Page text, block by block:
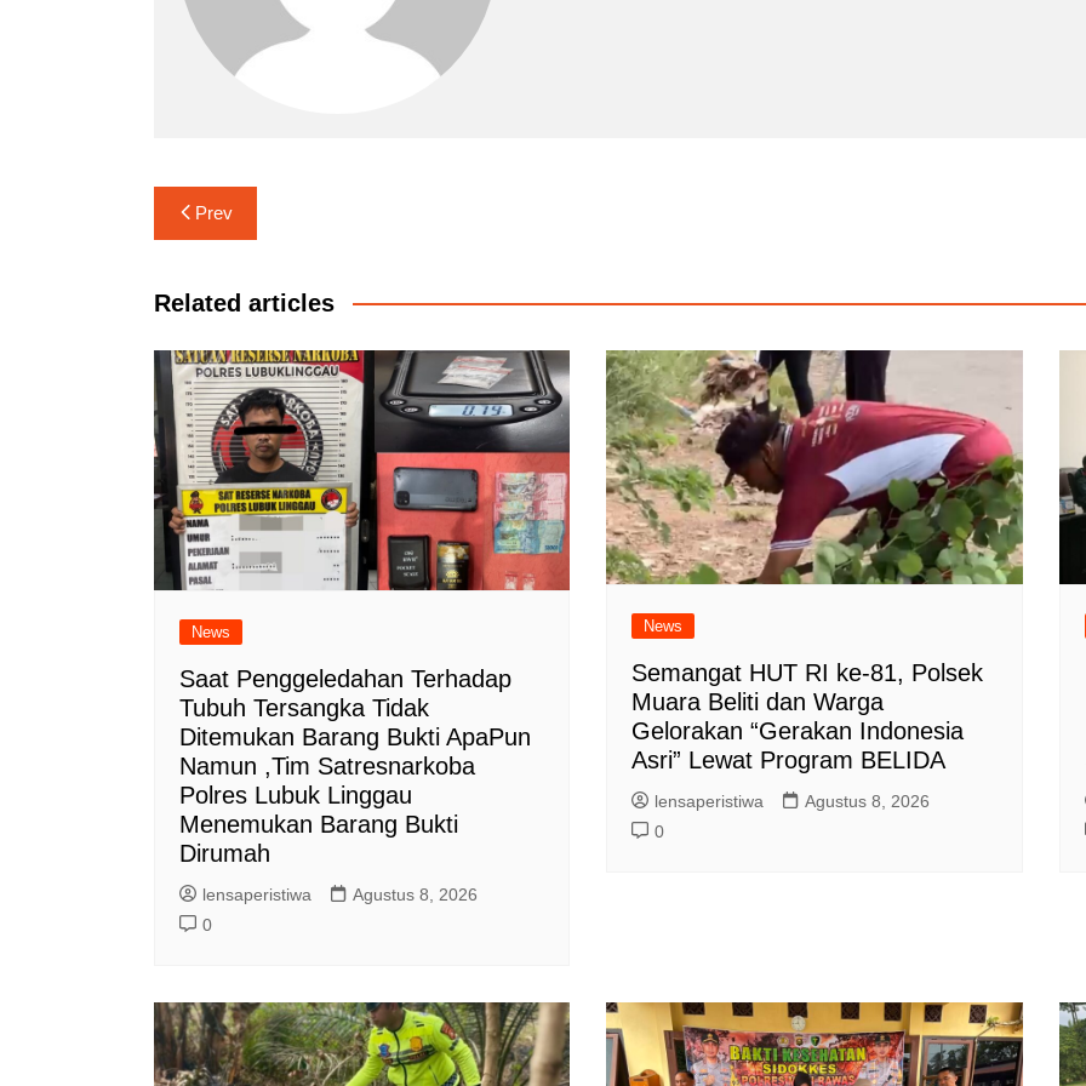
Navigasi
pos
Prev
Related articles
News
Saat Penggeledahan Terhadap
Tubuh Tersangka Tidak
Ditemukan Barang Bukti ApaPun
Namun ,Tim Satresnarkoba
Polres Lubuk Linggau
Menemukan Barang Bukti
Dirumah
lensaperistiwa
Agustus 8, 2026
0
News
Semangat HUT RI ke-81, Polsek
Muara Beliti dan Warga
Gelorakan “Gerakan Indonesia
Asri” Lewat Program BELIDA
lensaperistiwa
Agustus 8, 2026
0